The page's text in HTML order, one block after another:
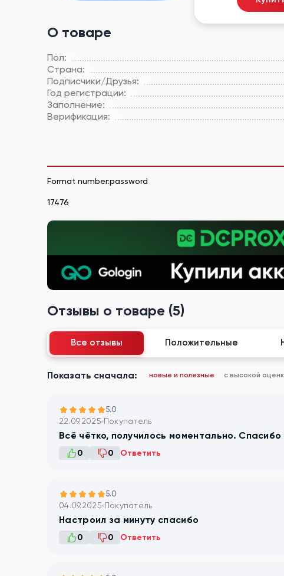
О товаре
Пол:
Страна:
Подписчики/Друзья:
Год регистрации:
Заполнение:
Верификация:
Format number:password
17476
Отзывы о товаре (5)
Все отзывы Положительные
Показать сначала: новые и полезные с высокой
5.0
22.09.2025 Покупатель
Всё чётко, получилось моментально.
0 0 Ответить
5.0
04.09.2025 Покупатель
Настроил за минуту спасибо
0 0 Ответить